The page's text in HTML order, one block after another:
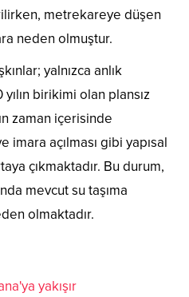
metrekareye düşen
neden olmuştur.
yalnızca anlık
yılın birikimi olan plansız
zaman içerisinde
imara açılması gibi yapısal
çıkmaktadır. Bu durum,
mevcut su taşıma
olmaktadır.